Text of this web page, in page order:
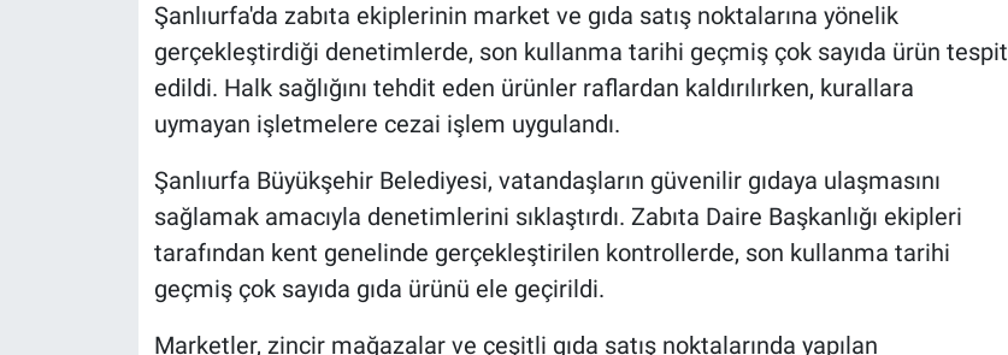
Şanlıurfa'da zabıta ekiplerinin market ve gıda satış noktalarına yönelik
gerçekleştirdiği denetimlerde, son kullanma tarihi geçmiş çok sayıda ürün tespit
edildi. Halk sağlığını tehdit eden ürünler raflardan kaldırılırken, kurallara
uymayan işletmelere cezai işlem uygulandı.
Şanlıurfa Büyükşehir Belediyesi, vatandaşların güvenilir gıdaya ulaşmasını
sağlamak amacıyla denetimlerini sıklaştırdı. Zabıta Daire Başkanlığı ekipleri
tarafından kent genelinde gerçekleştirilen kontrollerde, son kullanma tarihi
geçmiş çok sayıda gıda ürünü ele geçirildi.
Marketler, zincir mağazalar ve çeşitli gıda satış noktalarında yapılan